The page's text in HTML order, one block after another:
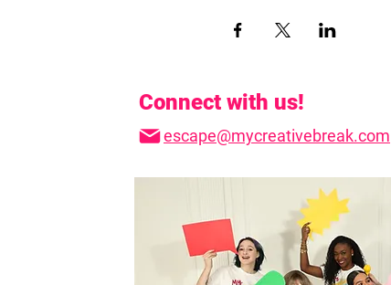
Connect with us!
escape@mycreativebreak.com